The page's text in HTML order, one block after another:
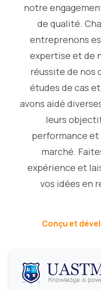
notre
de qualité.
entreprenons
expertise et de
réussite de nos
études de cas
avons aidé
leurs
performance et
marché.
expérience et
vos idées en
Conçu et